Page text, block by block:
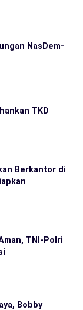
NasDem-
TKD
Berkantor di
TNI-Polri
Bobby